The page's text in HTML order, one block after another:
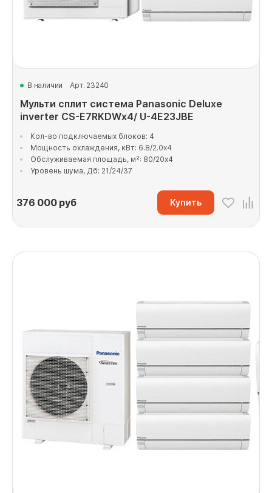
В наличии Арт. 23240
Мульти сплит система Panasonic Deluxe
inverter CS-E7RKDWx4/ U-4E23JBE
Кол-во подключаемых блоков: 4
Мощность охлаждения, кВт: 6.8/2.0x4
Обслуживаемая площадь, м²: 80/20x4
Уровень шума, Дб: 21/24/37
376 000руб Купить